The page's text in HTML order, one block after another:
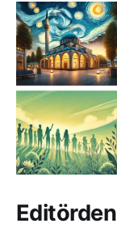
Editörden